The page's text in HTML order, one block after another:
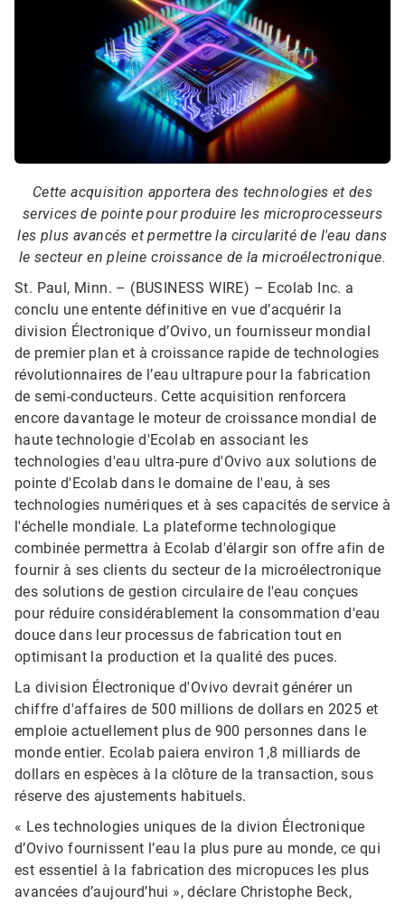
Cette acquisition apportera des technologies et des
services de pointe pour produire les microprocesseurs
les plus avancés et permettre la circularité de l'eau dans
le secteur en pleine croissance de la microélectronique.
St. Paul, Minn. – (BUSINESS WIRE) – Ecolab Inc. a
conclu une entente définitive en vue d’acquérir la
division Électronique d’Ovivo, un fournisseur mondial
de premier plan et à croissance rapide de technologies
révolutionnaires de l’eau ultrapure pour la fabrication
de semi-conducteurs. Cette acquisition renforcera
encore davantage le moteur de croissance mondial de
haute technologie d'Ecolab en associant les
technologies d'eau ultra-pure d'Ovivo aux solutions de
pointe d'Ecolab dans le domaine de l'eau, à ses
technologies numériques et à ses capacités de service à
l'échelle mondiale. La plateforme technologique
combinée permettra à Ecolab d'élargir son offre afin de
fournir à ses clients du secteur de la microélectronique
des solutions de gestion circulaire de l'eau conçues
pour réduire considérablement la consommation d'eau
douce dans leur processus de fabrication tout en
optimisant la production et la qualité des puces.
La division Électronique d'Ovivo devrait générer un
chiffre d'affaires de 500 millions de dollars en 2025 et
emploie actuellement plus de 900 personnes dans le
monde entier. Ecolab paiera environ 1,8 milliards de
dollars en espèces à la clôture de la transaction, sous
réserve des ajustements habituels.
« Les technologies uniques de la divion Électronique
d’Ovivo fournissent l’eau la plus pure au monde, ce qui
est essentiel à la fabrication des micropuces les plus
avancées d’aujourd’hui », déclare Christophe Beck,